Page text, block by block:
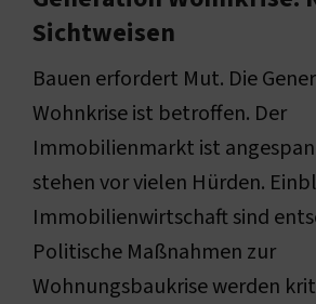
Sichtweisen
Bauen erfordert Mut. Die
Wohnkrise ist betroffen. Der
Immobilienmarkt ist
stehen vor vielen Hürden.
Immobilienwirtschaft sind
Politische Maßnahmen zur
Wohnungsbaukrise werden